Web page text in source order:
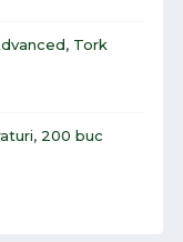
Tork
200 buc